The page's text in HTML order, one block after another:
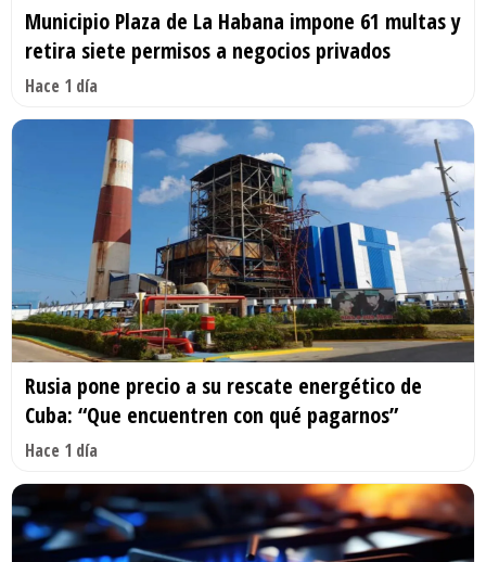
Municipio Plaza de La Habana impone 61 multas y
retira siete permisos a negocios privados
Hace 1 día
Rusia pone precio a su rescate energético de
Cuba: “Que encuentren con qué pagarnos”
Hace 1 día